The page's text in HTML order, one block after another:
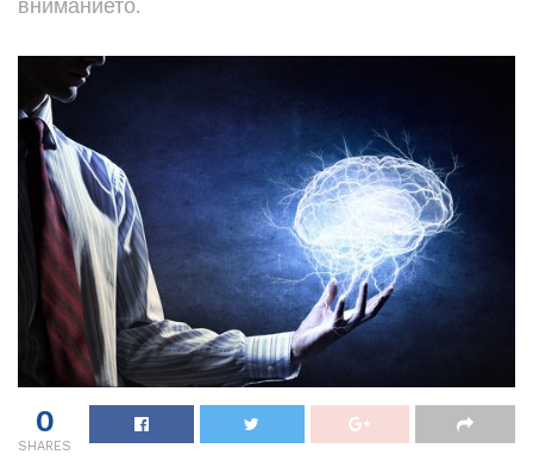
0
SHARES